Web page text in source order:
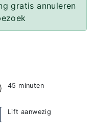
gratis annuleren
45 minuten
Lift aanwezig